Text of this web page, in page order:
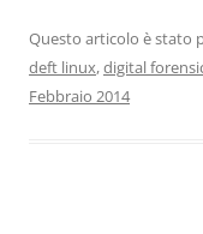
Questo articolo è stato
deft linux,digital
Febbraio 2014